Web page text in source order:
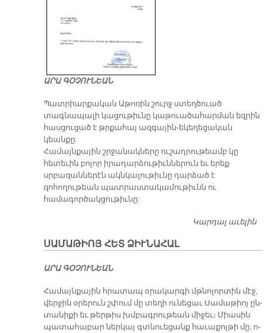
ԱՐԱ ԳՕՉՈՒՆԵԱՆ
Պատրիարքական Աթոռին շուրջ ստեղծուած
տագնապալի կացութիւնը կաթուածահարման եզրին
հասցուցած է թրքահայ ազգային-եկեղեցական
կեանքը:
Համայնքային շրջանակները ուշադրութեամբ կը
հետեւին բոլոր իրադարձութիւններուն եւ երեք
սրբազաններէն ակնկալութիւնը դարձած է
զոհողութեան պատրաստակամութիւնն ու
համագործակցութիւնը:
Կարդալ աւելին
ՍԱՄԱԹԻՈՅ ՀԵՏ ՁԻՒՆԱՀԱԼ
ԱՐԱ ԳՕՉՈՒՆԵԱՆ
Հա­մայն­քա­յին հրա­տապ օ­րա­կար­գի մթնո­լոր­տին մէջ,
վեր­ջին օ­րե­րուն շփում մը տե­ղի ու­նե­ցաւ Սա­մա­թիոյ ըն­
տա­նի­քի եւ թեր­թիս խմբագ­րու­թեան մի­ջեւ։ Միա­սին
պա­տա­հա­բար ներ­կայ գտնուե­ցանք հա­ւա­քոյ­թի մը, ո­